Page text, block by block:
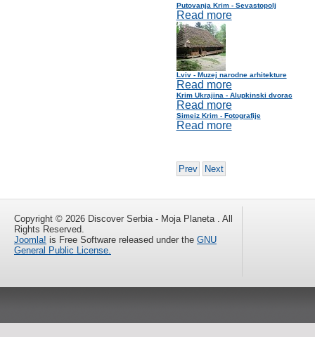
Putovanja Krim - Sevastopolj
Read more
Lviv - Muzej narodne arhitekture
Read more
Krim Ukrajina - Alupkinski dvorac
Read more
Simeiz Krim - Fotografije
Read more
Prev Next
Copyright © 2026 Discover Serbia - Moja Planeta . All
Rights Reserved.
Joomla! is Free Software released under the GNU
General Public License.